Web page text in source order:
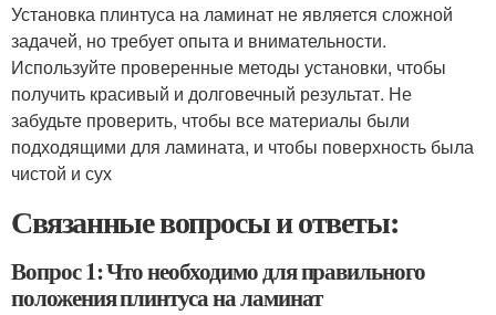
Установка плинтуса на ламинат не является сложной
задачей, но требует опыта и внимательности.
Используйте проверенные методы установки, чтобы
получить красивый и долговечный результат. Не
забудьте проверить, чтобы все материалы были
подходящими для ламината, и чтобы поверхность была
чистой и сух
Связанные вопросы и ответы:
Вопрос 1: Что необходимо для правильного
положения плинтуса на ламинат